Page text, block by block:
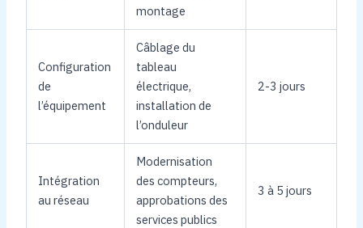
montage
Configuration
de
l’équipement
Câblage du
tableau
électrique,
installation de
l’onduleur
2-3 jours
Intégration
au réseau
Modernisation
des compteurs,
approbations des
services publics
3 à 5 jours